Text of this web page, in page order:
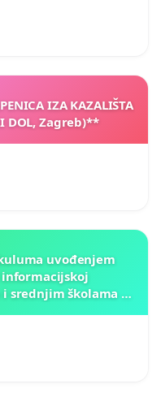
IZA KAZALIŠTA
DOL, Zagreb)**
uvođenjem
informacijskoj
srednjim školama u